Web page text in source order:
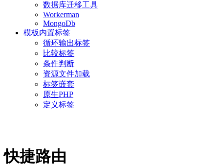
数据库迁移工具
Workerman
MongoDb
模板内置标签
循环输出标签
比较标签
条件判断
资源文件加载
标签嵌套
原生PHP
定义标签
快捷路由